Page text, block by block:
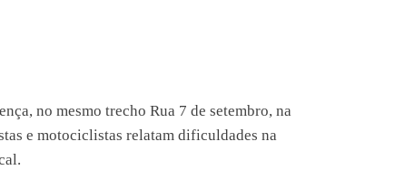
no mesmo trecho Rua 7 de setembro, na
e motociclistas relatam dificuldades na